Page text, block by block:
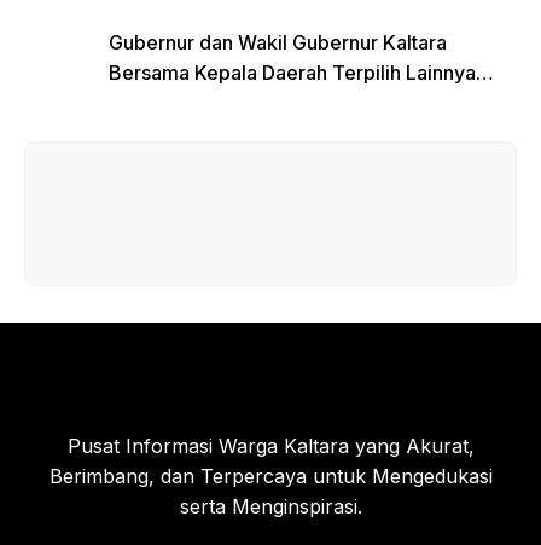
Gubernur dan Wakil Gubernur Kaltara
Bersama Kepala Daerah Terpilih Lainnya
Pusat Informasi Warga Kaltara yang Akurat,
Berimbang, dan Terpercaya untuk Mengedukasi
serta Menginspirasi.